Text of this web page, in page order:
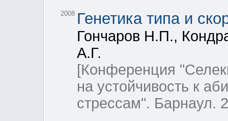
2008 Генетика типа и
Гончаров Н.П.,
А.Г.
[Конференция
на устойчивость к
стрессам". Барнаул.